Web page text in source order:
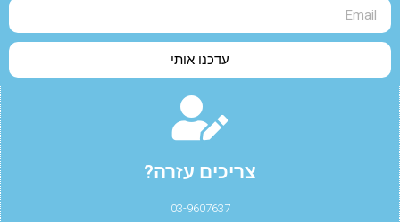
עדכנו אותי
צריכים עזרה?
03-9607637